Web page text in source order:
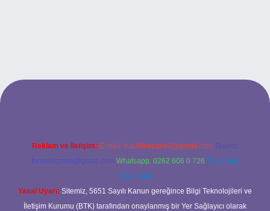
giriş
Reklam ve İletişim: E-mail: backlinkpaneli@gmail.com Teams:
forumhizmeti@gmail.com Whatsapp: 0262 606 0 726 Telegram:
@karabul
Yasal Uyarı: Sitemiz, 5651 Sayılı Kanun gereğince Bilgi Teknolojileri ve
İletişim Kurumu (BTK) tarafından onaylanmış bir Yer Sağlayıcı olarak